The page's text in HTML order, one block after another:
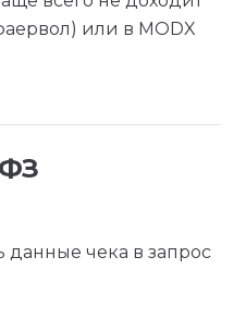
или в MODX
данные чека в запрос